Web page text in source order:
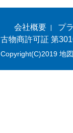
会社概要
プ
古物商許可証 第
Copyright(C)2019 地